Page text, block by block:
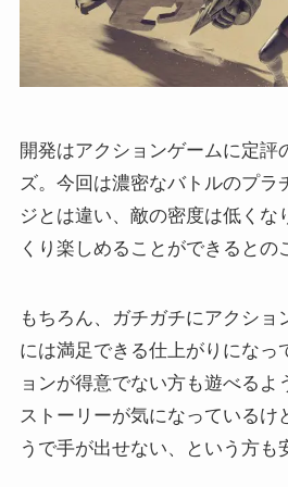
開発はアクションゲームに定評
ズ。今回は濃密なバトルのプラ
ジとは違い、敵の密度は低くな
くり楽しめることができるとの
もちろん、ガチガチにアクショ
には満足できる仕上がりになっ
ョンが得意でない方も遊べるよ
ストーリーが気になっているけ
うで手が出せない、という方も